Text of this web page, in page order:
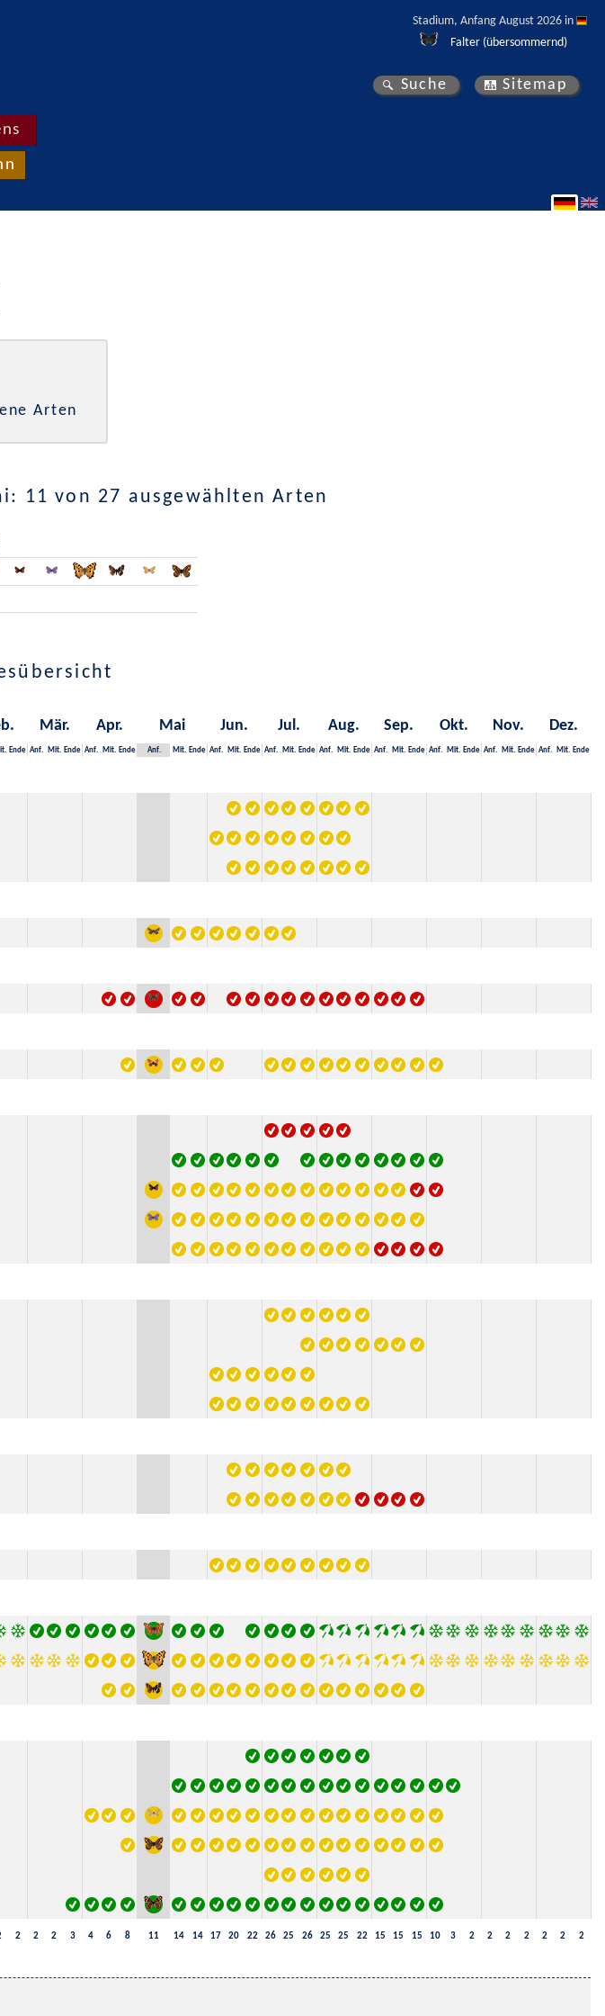
Stadium, Anfang August 2026 in
Falter (übersommernd)
Suche Sitemap
Arten
11 von 27 ausgewählten Arten
Mär. Apr. Mai Jun. Jul. Aug. Sep. Okt. Nov. Dez.
Ende Anf. Mit. Ende Anf. Mit. Ende Anf. Mit. Ende Anf. Mit. Ende Anf. Mit. Ende Anf. Mit. Ende Anf. Mit. Ende Anf. Mit. Ende Anf. Mit. Ende Anf. Mit. Ende
2 2 2 3 4 6 8 11 14 14 17 20 22 26 25 26 25 25 22 15 15 15 10 3 2 2 2 2 2 2 2